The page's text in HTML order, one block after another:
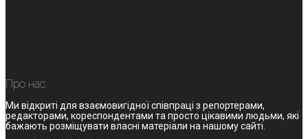
Про нас
Ми відкриті для взаємовигідної співпраці з репортерами,
редакторами, кореспондентами та просто цікавими людьми, які
бажають розміщувати власні матеріали на нашому сайті.